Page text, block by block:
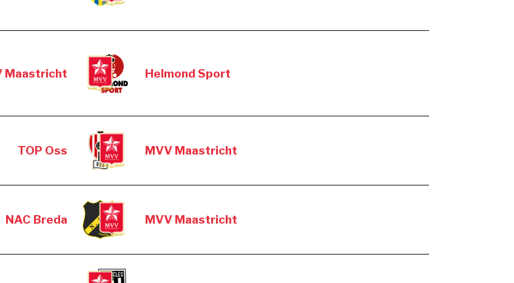
Maastricht Helmond Sport
TOP Oss MVV Maastricht
NAC Breda MVV Maastricht